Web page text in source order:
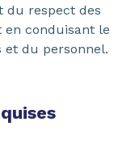
du respect des
en conduisant le
et du personnel.